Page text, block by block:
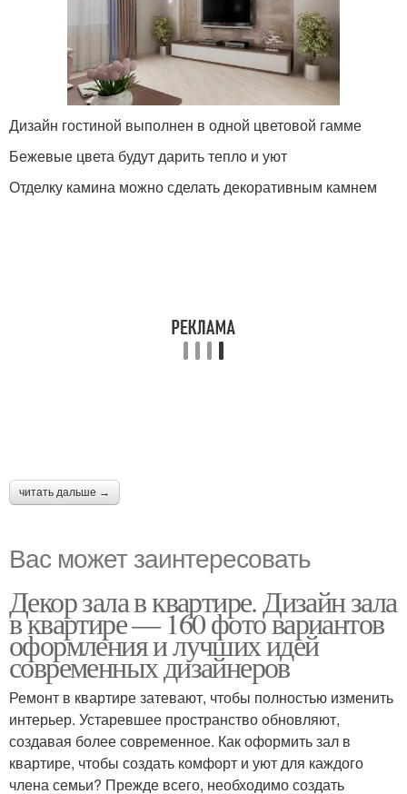
Дизайн гостиной выполнен в одной цветовой гамме
Бежевые цвета будут дарить тепло и уют
Отделку камина можно сделать декоративным камнем
читать дальше →
Вас может заинтересовать
Декор зала в квартире. Дизайн зала
в квартире — 160 фото вариантов
оформления и лучших идей
современных дизайнеров
Ремонт в квартире затевают, чтобы полностью изменить
интерьер. Устаревшее пространство обновляют,
создавая более современное. Как оформить зал в
квартире, чтобы создать комфорт и уют для каждого
члена семьи? Прежде всего, необходимо создать